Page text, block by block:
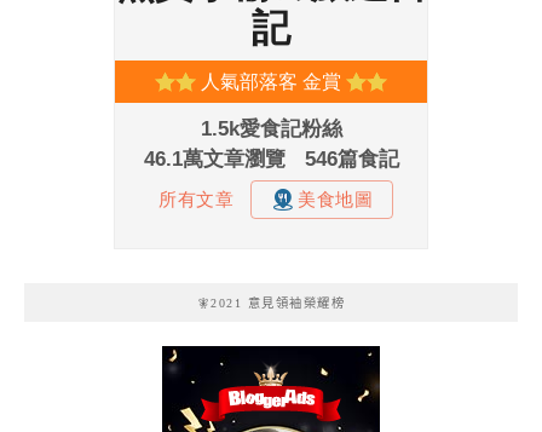
🧚2021 意見領袖榮耀榜